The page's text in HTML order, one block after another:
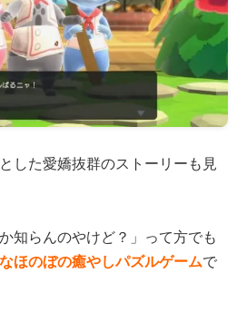
した愛嬌抜群のストーリーも見
知らんのやけど？」って方でも
ほのぼの癒やしパズルゲームで